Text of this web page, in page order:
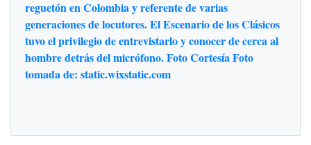
reguetón en Colombia y referente de varias
generaciones de locutores. El Escenario de los Clásicos
tuvo el privilegio de entrevistarlo y conocer de cerca al
hombre detrás del micrófono. Foto Cortesía Foto
tomada de: static.wixstatic.com